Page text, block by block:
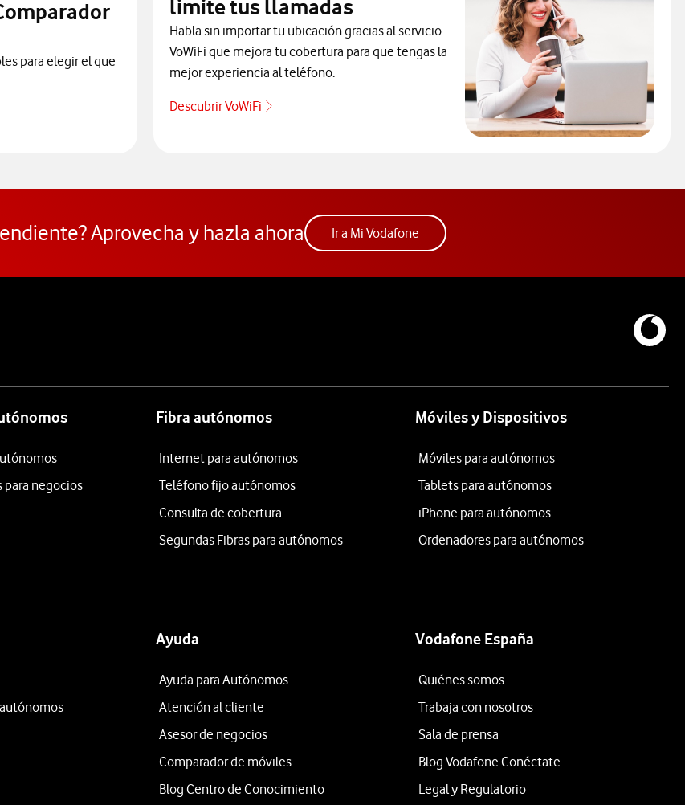
para elegir el que
limite tus llamadas
Habla sin importar tu ubicación gracias al servicio
VoWiFi que mejora tu cobertura para que tengas la
mejor experiencia al teléfono.
Descubrir VoWiFi
Pulsar para consultar el servicio que soluciona tus problemas de
Aprovecha y hazla ahora Ir a Mi VodafoneAcceder a la app Mi Vodafone. Abre ventana
para negocios
Fibra autónomos
Internet para autónomos
Teléfono fijo autónomos
Consulta de cobertura
Segundas Fibras para autónomos
Móviles y Dispositivos
Móviles para autónomos
Tablets para autónomos
iPhone para autónomos
Ordenadores para autónomos
Ayuda
Ayuda para Autónomos
Atención al cliente
Asesor de negocios
Comparador de móviles
Blog Centro de Conocimiento
Vodafone España
Quiénes somos
Trabaja con nosotros
Sala de prensa
Blog Vodafone Conéctate
Legal y Regulatorio